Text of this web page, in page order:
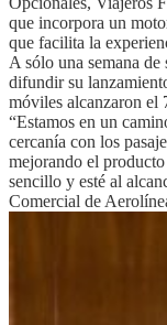
que incorpora un
que facilita la
A sólo una semana de
difundir su
móviles alcanzaron el
“Estamos en un
cercanía con los
mejorando el
sencillo y esté al
Comercial de